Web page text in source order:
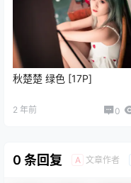
秋楚楚 绿色 [17P]
2 年前 0
0 条回复 A 文章作者